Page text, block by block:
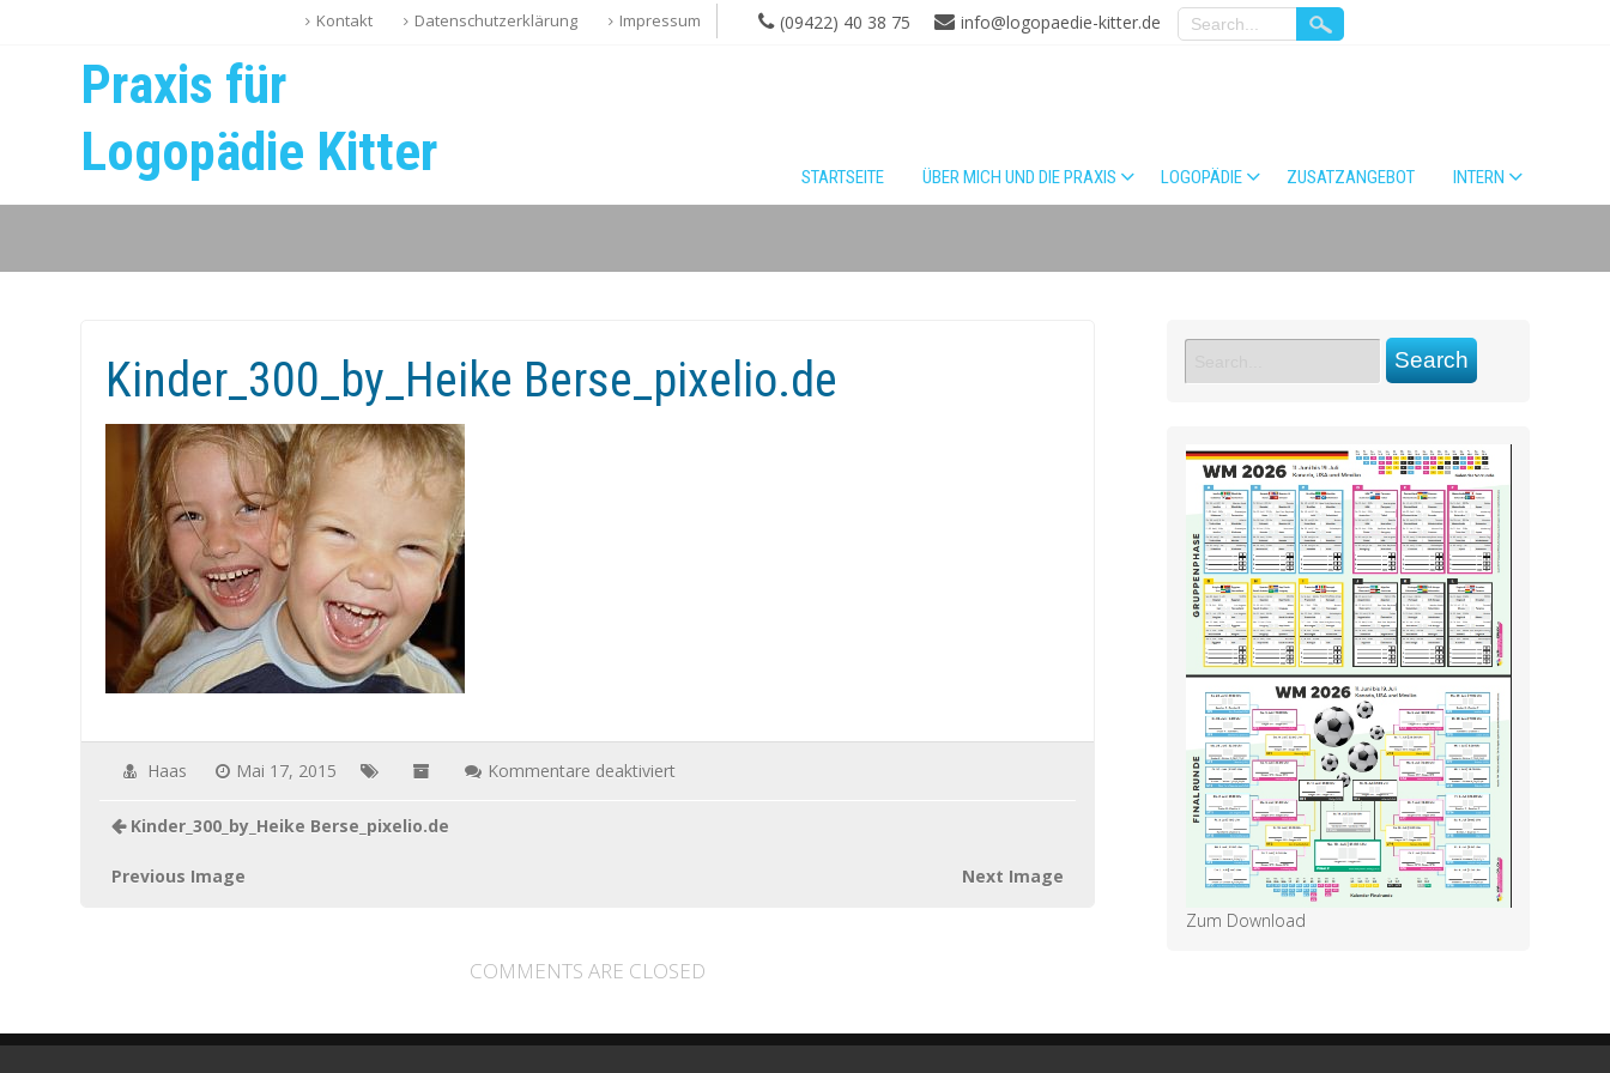
Kontakt Datenschutzerklärung Impressum (09422) 40 38 75 info@logopaedie-kitter.de
Praxis für
Logopädie Kitter
STARTSEITE ÜBER MICH UND DIE PRAXIS LOGOPÄDIE ZUSATZANGEBOT INTERN
Kinder_300_by_Heike Berse_pixelio.de
Haas Mai 17, 2015 Kommentare deaktiviertfür
Kinder_300_by_Heike Berse_pixelio.de
Previous Image Next Image
COMMENTS ARE CLOSED
Zum Download